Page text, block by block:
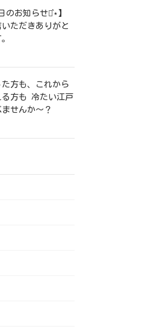
のお知らせ⋆͛⋆】
ただきありがと
方も、これから
る方も 冷たい江戸
せんか～？